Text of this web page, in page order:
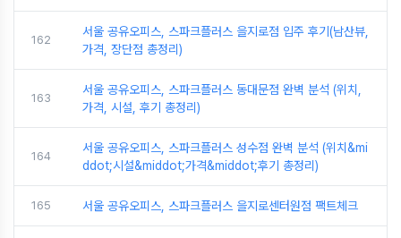
162
서울 공유오피스, 스파크플러스 을지로점 입주 후기(남산뷰,
가격, 장단점 총정리)
163
서울 공유오피스, 스파크플러스 동대문점 완벽 분석 (위치,
가격, 시설, 후기 총정리)
164
서울 공유오피스, 스파크플러스 성수점 완벽 분석 (위치&mi
ddot;시설&middot;가격&middot;후기 총정리)
165 서울 공유오피스, 스파크플러스 을지로센터원점 팩트체크